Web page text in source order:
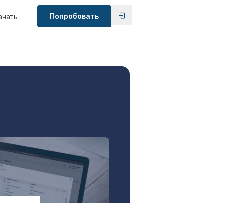
Попробовать